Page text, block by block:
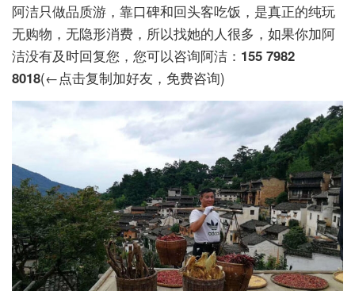
阿洁只做品质游，靠口碑和回头客吃饭，是真正的纯玩
无购物，无隐形消费，所以找她的人很多，如果你加阿
洁没有及时回复您，您可以咨询阿洁： 155 7982
8018(←点击复制加好友，免费咨询)